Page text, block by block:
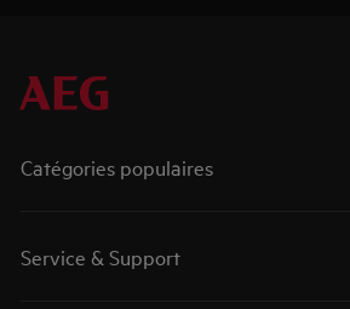
Catégories populaires
Service & Support